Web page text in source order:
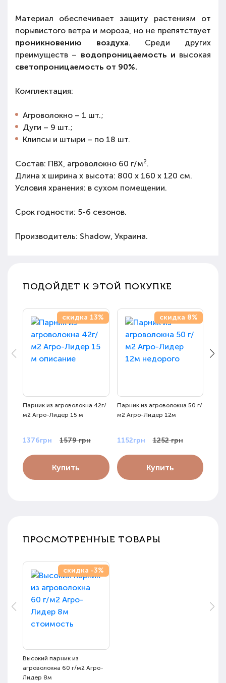
Материал обеспечивает защиту растениям от
порывистого ветра и мороза, но не препятствует
проникновению воздуха. Среди других
преимуществ – водопроницаемость и высокая
светопроницаемость от 90%.
Комплектация:
Агроволокно – 1 шт.;
Дуги – 9 шт.;
Клипсы и штыри – по 18 шт.
Состав: ПВХ, агроволокно 60 г/м2.
Длина х ширина х высота: 800 х 160 х 120 см.
Условия хранения: в сухом помещении.
Срок годности: 5-6 сезонов.
Производитель: Shadow, Украина.
ПОДОЙДЕТ К ЭТОЙ ПОКУПКЕ
скидка 13%
Парник из агроволокна 42г/
м2 Агро-Лидер 15 м
1376грн 1579 грн
Купить
скидка 8%
Парник из агроволокна 50 г/
м2 Агро-Лидер 12м
1152грн 1252 грн
Купить
ПРОСМОТРЕННЫЕ ТОВАРЫ
скидка -3%
Высокий парник из
агроволокна 60 г/м2 Агро-
Лидер 8м